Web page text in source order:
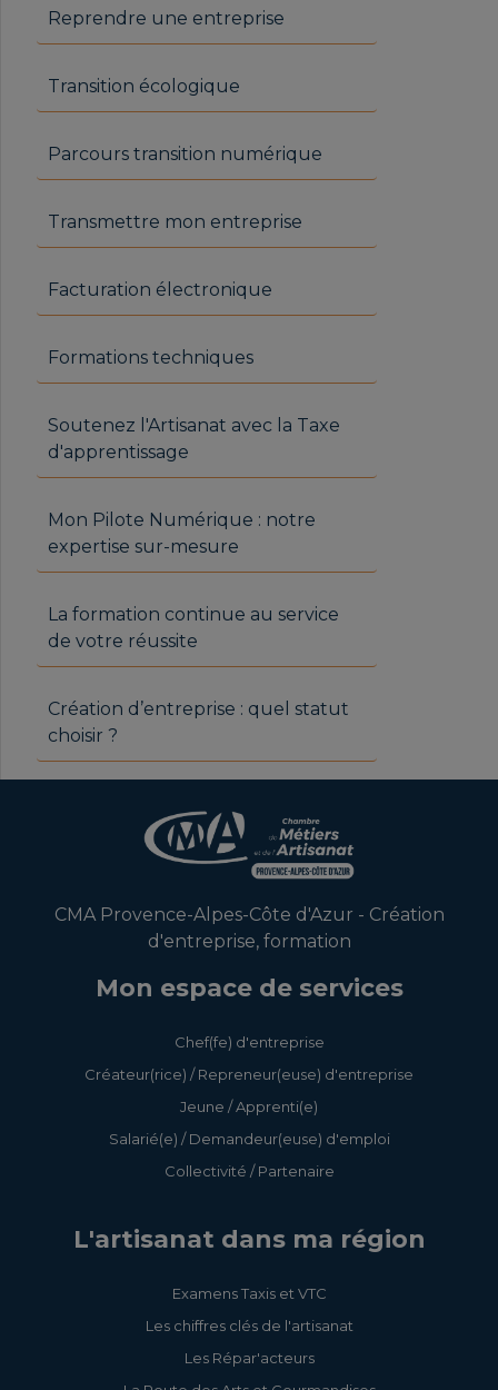
Reprendre une entreprise
Transition écologique
Parcours transition numérique
Transmettre mon entreprise
Facturation électronique
Formations techniques
Soutenez l'Artisanat avec la Taxe
d'apprentissage
Mon Pilote Numérique : notre
expertise sur-mesure
La formation continue au service
de votre réussite
Création d’entreprise : quel statut
choisir ?
CMA Provence-Alpes-Côte d'Azur - Création
d'entreprise, formation
Mon espace de services
Chef(fe) d'entreprise
Créateur(rice) / Repreneur(euse) d'entreprise
Jeune / Apprenti(e)
Salarié(e) / Demandeur(euse) d'emploi
Collectivité / Partenaire
L'artisanat dans ma région
Examens Taxis et VTC
Les chiffres clés de l'artisanat
Les Répar'acteurs